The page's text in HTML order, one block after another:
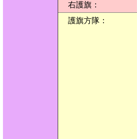
右護旗：
護旗方隊：